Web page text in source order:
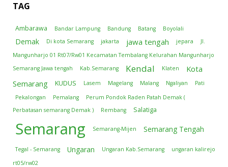
TAG
Ambarawa Bandar Lampung Bandung Batang Boyolali
Demak Di kota Semarang jakarta jawa tengah jepara
Jl.
Mangunharjo 01 Rt07/Rw01 Kecamatan Tembalang Kelurahan Mangunharjo
Semarang Jawa tengah
Kab.Semarang Kendal Klaten
Kota
Semarang
KUDUS Lasem Magelang Malang Ngaliyan
Pati
Pekalongan
Pemalang
Perum Pondok Raden Patah Demak (
Perbatasan semarang Demak )
Rembang Salatiga
Semarang Semarang-Mijen Semarang Tengah
Tegal - Semarang Ungaran Ungaran Kab.Semarang
ungaran kalirejo
rt05/rw02